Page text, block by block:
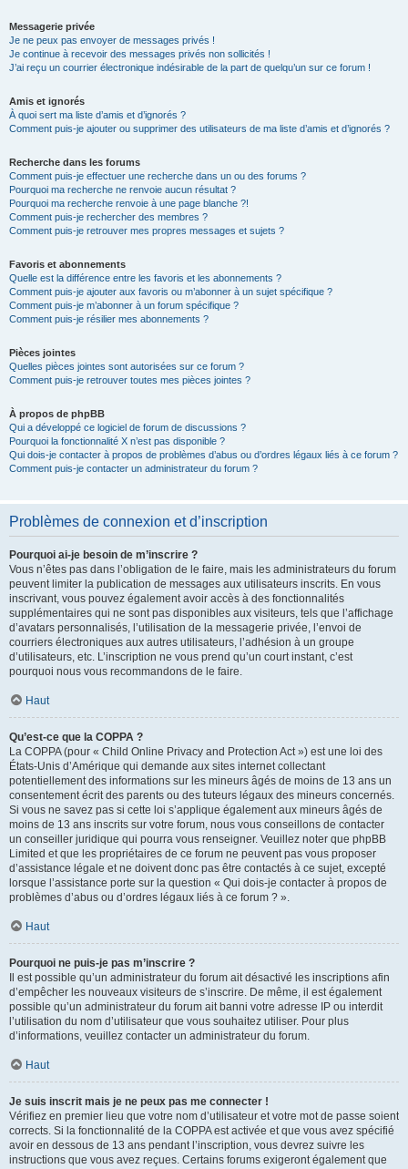
Messagerie privée
Je ne peux pas envoyer de messages privés !
Je continue à recevoir des messages privés non sollicités !
J’ai reçu un courrier électronique indésirable de la part de quelqu’un sur ce forum !
Amis et ignorés
À quoi sert ma liste d’amis et d’ignorés ?
Comment puis-je ajouter ou supprimer des utilisateurs de ma liste d’amis et d’ignorés ?
Recherche dans les forums
Comment puis-je effectuer une recherche dans un ou des forums ?
Pourquoi ma recherche ne renvoie aucun résultat ?
Pourquoi ma recherche renvoie à une page blanche ?!
Comment puis-je rechercher des membres ?
Comment puis-je retrouver mes propres messages et sujets ?
Favoris et abonnements
Quelle est la différence entre les favoris et les abonnements ?
Comment puis-je ajouter aux favoris ou m’abonner à un sujet spécifique ?
Comment puis-je m’abonner à un forum spécifique ?
Comment puis-je résilier mes abonnements ?
Pièces jointes
Quelles pièces jointes sont autorisées sur ce forum ?
Comment puis-je retrouver toutes mes pièces jointes ?
À propos de phpBB
Qui a développé ce logiciel de forum de discussions ?
Pourquoi la fonctionnalité X n’est pas disponible ?
Qui dois-je contacter à propos de problèmes d’abus ou d’ordres légaux liés à ce forum ?
Comment puis-je contacter un administrateur du forum ?
Problèmes de connexion et d’inscription
Pourquoi ai-je besoin de m’inscrire ?
Vous n’êtes pas dans l’obligation de le faire, mais les administrateurs du forum
peuvent limiter la publication de messages aux utilisateurs inscrits. En vous
inscrivant, vous pouvez également avoir accès à des fonctionnalités
supplémentaires qui ne sont pas disponibles aux visiteurs, tels que l’affichage
d’avatars personnalisés, l’utilisation de la messagerie privée, l’envoi de
courriers électroniques aux autres utilisateurs, l’adhésion à un groupe
d’utilisateurs, etc. L’inscription ne vous prend qu’un court instant, c’est
pourquoi nous vous recommandons de le faire.
Haut
Qu’est-ce que la COPPA ?
La COPPA (pour « Child Online Privacy and Protection Act ») est une loi des
États-Unis d’Amérique qui demande aux sites internet collectant
potentiellement des informations sur les mineurs âgés de moins de 13 ans un
consentement écrit des parents ou des tuteurs légaux des mineurs concernés.
Si vous ne savez pas si cette loi s’applique également aux mineurs âgés de
moins de 13 ans inscrits sur votre forum, nous vous conseillons de contacter
un conseiller juridique qui pourra vous renseigner. Veuillez noter que phpBB
Limited et que les propriétaires de ce forum ne peuvent pas vous proposer
d’assistance légale et ne doivent donc pas être contactés à ce sujet, excepté
lorsque l’assistance porte sur la question « Qui dois-je contacter à propos de
problèmes d’abus ou d’ordres légaux liés à ce forum ? ».
Haut
Pourquoi ne puis-je pas m’inscrire ?
Il est possible qu’un administrateur du forum ait désactivé les inscriptions afin
d’empêcher les nouveaux visiteurs de s’inscrire. De même, il est également
possible qu’un administrateur du forum ait banni votre adresse IP ou interdit
l’utilisation du nom d’utilisateur que vous souhaitez utiliser. Pour plus
d’informations, veuillez contacter un administrateur du forum.
Haut
Je suis inscrit mais je ne peux pas me connecter !
Vérifiez en premier lieu que votre nom d’utilisateur et votre mot de passe soient
corrects. Si la fonctionnalité de la COPPA est activée et que vous avez spécifié
avoir en dessous de 13 ans pendant l’inscription, vous devrez suivre les
instructions que vous avez reçues. Certains forums exigeront également que